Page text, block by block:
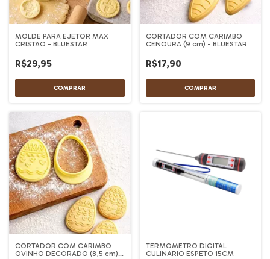
MOLDE PARA EJETOR MAX
CRISTAO - BLUESTAR
R$29,95
CORTADOR COM CARIMBO
CENOURA (9 cm) - BLUESTAR
R$17,90
CORTADOR COM CARIMBO
OVINHO DECORADO (8,5 cm) -
TERMOMETRO DIGITAL
CULINARIO ESPETO 15CM